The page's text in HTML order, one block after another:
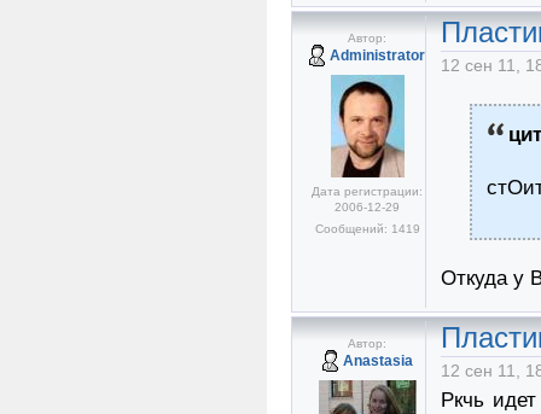
Автор:
Administrator
Дата регистрации:
2006-12-29
Сообщений: 1419
12 сен 11,
Откуда у
Автор:
Anastasia
12 сен 11,
Ркчь